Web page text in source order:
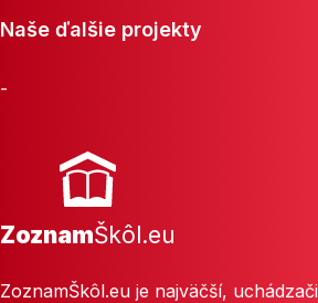
Naše ďalšie projekty
-
ZoznamŠkôl.eu
ZoznamŠkôl.eu je najväčší,